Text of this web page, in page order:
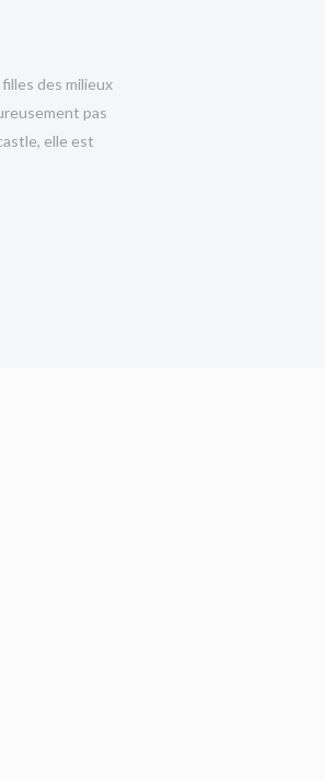
grandes questions
après en avoir achevé
des milieux
pas
elle est